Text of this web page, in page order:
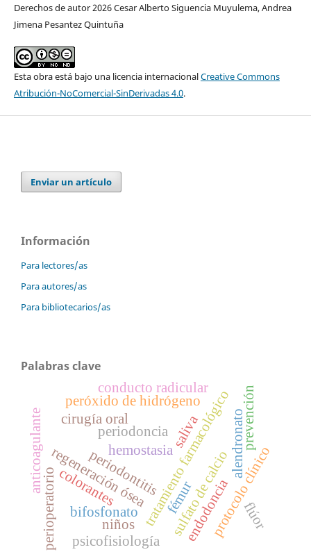
Derechos de autor 2026 Cesar Alberto Siguencia Muyulema, Andrea
Jimena Pesantez Quintuña
Esta obra está bajo una licencia internacionalCreative Commons
Atribución-NoComercial-SinDerivadas 4.0.
Enviar un artículo
Información
Para lectores/as
Para autores/as
Para bibliotecarios/as
Palabras clave
periodoncia
periodontitistratamiento farmacológico
regeneración ósea fémur
sulfato de calcio
alendronato
bifosfonato
cirugía oral
anticoagulante
perioperatorio protocolo clínico
hemostasia
colorantes
peróxido de hidrógeno
endodoncia
conducto radicular prevención
flúor
psicofisiología
saliva
niños